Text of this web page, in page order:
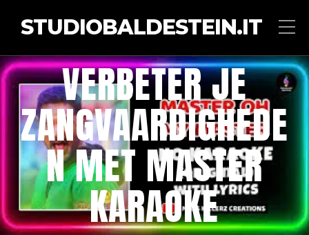
STUDIOBALDESTEIN.IT
VERBETER JE
ZANGVAARDIGHEDE
N MET MASTER
KARAOKE